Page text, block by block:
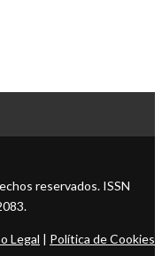
reservados. ISSN
Legal | Política de Cookies